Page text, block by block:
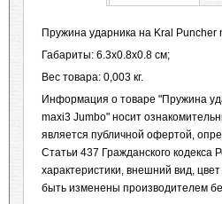
Пружина ударника на Kral Puncher
Габариты: 6.3x0.8x0.8 см;
Вес товара: 0,003 кг.
Информация о товаре "Пружина
maxi3 Jumbo" носит
является публичной офертой,
Статьи 437 Гражданского кодекса
характеристики, внешний вид,
быть изменены производителем